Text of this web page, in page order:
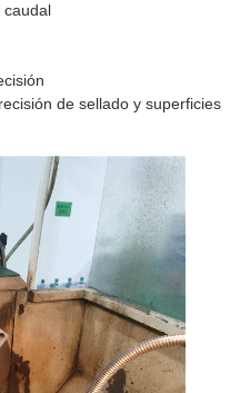
caudal
de sellado y superficies